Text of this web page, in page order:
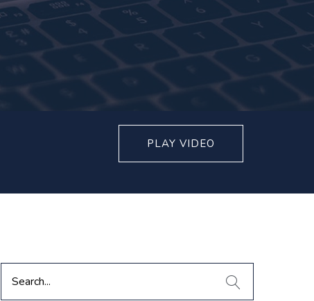
PLAY VIDEO